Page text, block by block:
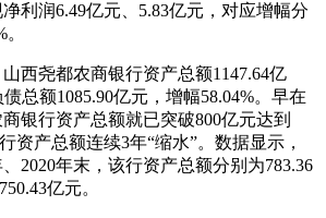
利润6.49亿元、5.83亿元，对应增幅分
尧都农商银行资产总额1147.64亿
总额1085.90亿元，增幅58.04%。早在
银行资产总额就已突破800亿元达到
资产总额连续3年“缩水”。数据显示，
2020年末，该行资产总额分别为783.36
亿元。